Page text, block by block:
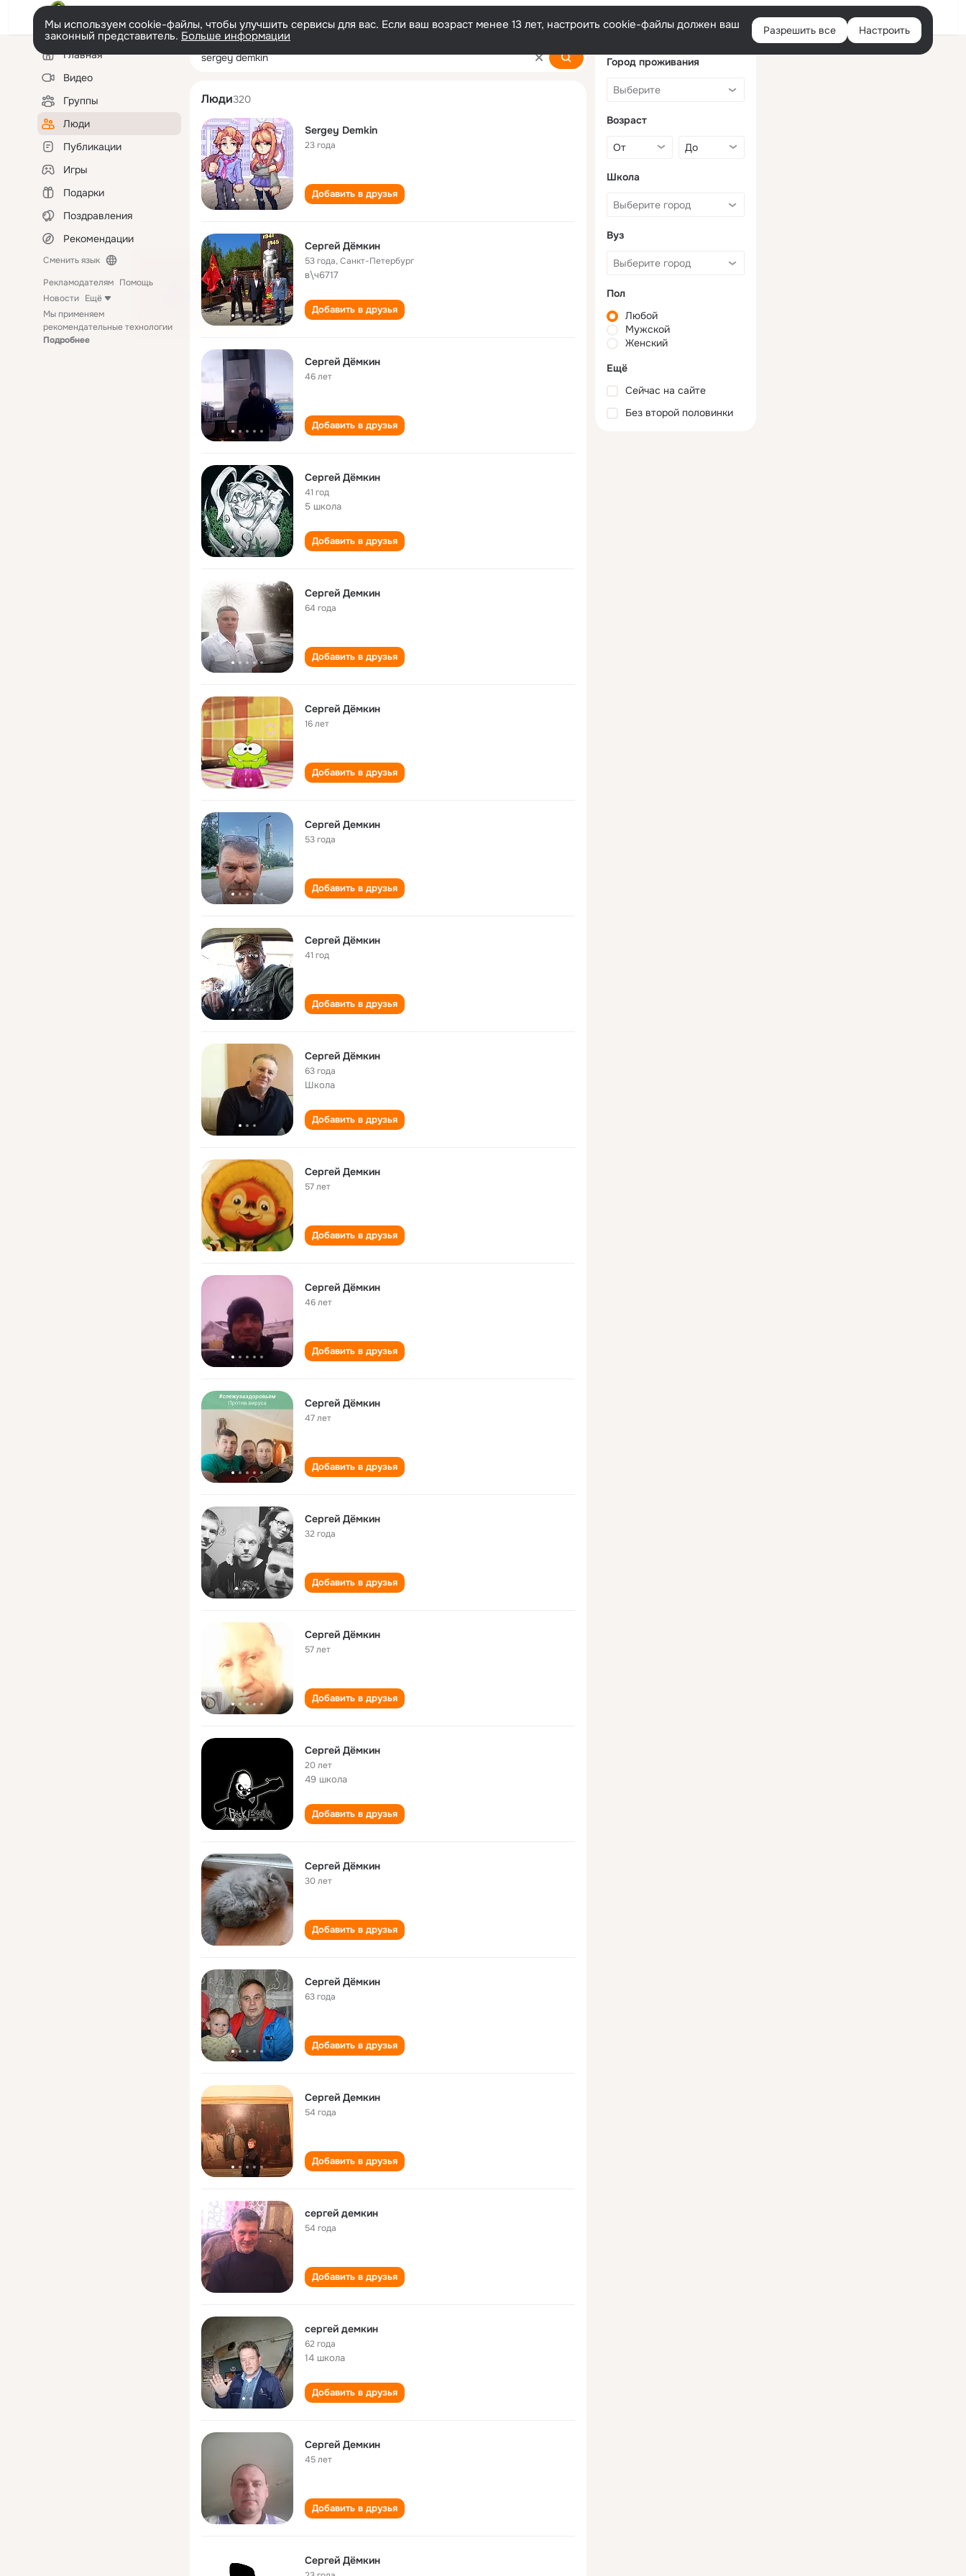
Войти
Мы используем cookie-файлы, чтобы улучшить сервисы для вас. Если ваш возраст менее 13 лет, настроить cookie-файлы должен ваш
законный представитель. Больше информации Разрешить все Настроить
Левая
колонкаГлавная
Видео
Группы
Люди
Публикации
Игры
Подарки
Поздравления
Рекомендации
Сменить язык
Рекламодателям Помощь
Новости Ещё
Мы применяем
рекомендательные технологии
Подробнее
sergey demkin
Люди320
Sergey Demkin
23 года
Добавить в друзья
Сергей Дёмкин
53 года,Санкт-Петербург
в\ч6717
Добавить в друзья
Сергей Дёмкин
46 лет
Добавить в друзья
Сергей Дёмкин
41 год
5 школа
Добавить в друзья
Сергей Демкин
64 года
Добавить в друзья
Сергей Дёмкин
16 лет
Добавить в друзья
Сергей Демкин
53 года
Добавить в друзья
Сергей Дёмкин
41 год
Добавить в друзья
Сергей Дёмкин
63 года
Школа
Добавить в друзья
Сергей Демкин
57 лет
Добавить в друзья
Сергей Дёмкин
46 лет
Добавить в друзья
Сергей Дёмкин
47 лет
Добавить в друзья
Сергей Дёмкин
32 года
Добавить в друзья
Сергей Дёмкин
57 лет
Добавить в друзья
Сергей Дёмкин
20 лет
49 школа
Добавить в друзья
Сергей Дёмкин
30 лет
Добавить в друзья
Сергей Дёмкин
63 года
Добавить в друзья
Сергей Демкин
54 года
Добавить в друзья
сергей демкин
54 года
Добавить в друзья
сергей демкин
62 года
14 школа
Добавить в друзья
Сергей Демкин
45 лет
Добавить в друзья
Сергей Дёмкин
Город проживания
Возраст
Школа
Вуз
Пол
Любой
Мужской
Женский
Ещё
Сейчас на сайте
Без второй половинки